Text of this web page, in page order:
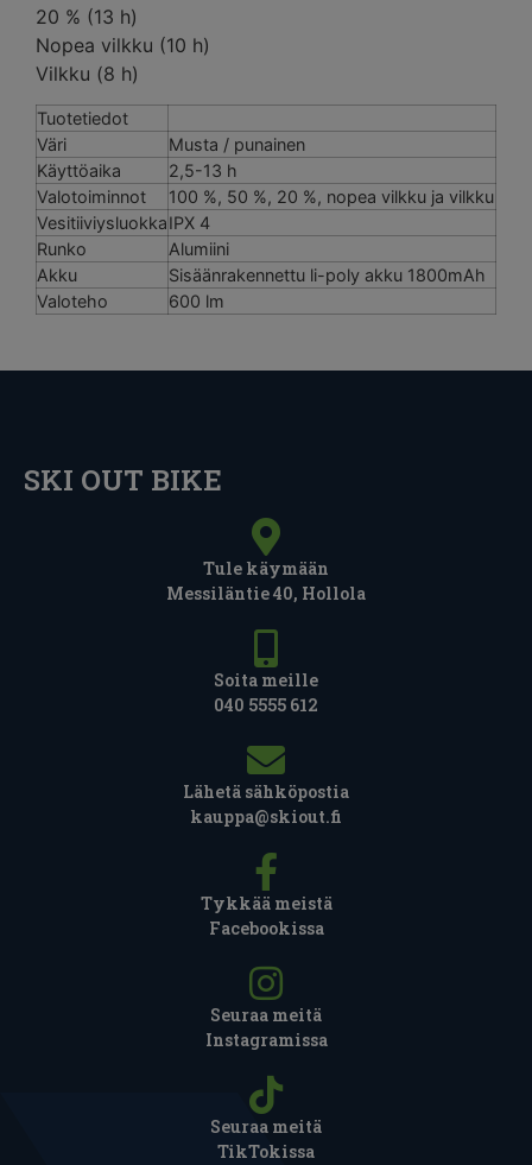
20 % (13 h)
Nopea vilkku (10 h)
Vilkku (8 h)
Tuotetiedot
Väri
Musta / punainen
Käyttöaika
2,5-13 h
Valotoiminnot
100 %, 50 %, 20 %, nopea vilkku ja vilkku
VesitiiviysluokkaIPX 4
Runko
Alumiini
Akku
Sisäänrakennettu li-poly akku 1800mAh
Valoteho
600 lm
SKI OUT BIKE
Tule käymään
Messiläntie 40, Hollola
Soita meille
040 5555 612
Lähetä sähköpostia
kauppa@skiout.fi
Tykkää meistä
Facebookissa
Seuraa meitä
Instagramissa
Seuraa meitä
TikTokissa